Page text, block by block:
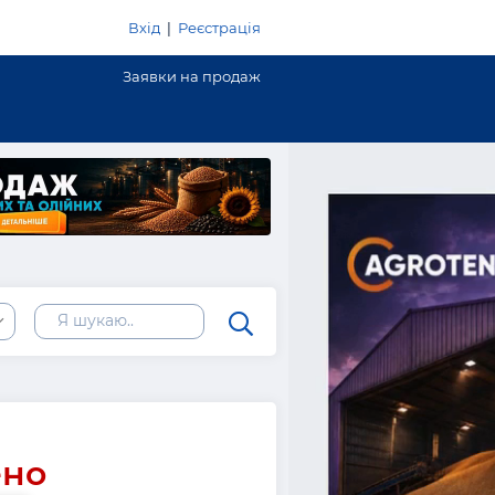
Вхід | Реєстрація
Заявки на продаж